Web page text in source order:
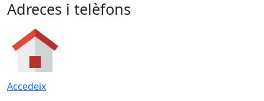
Adreces i telèfons
Accedeix